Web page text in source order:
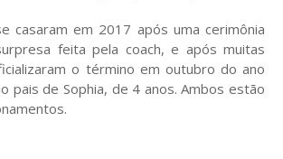
casaram em 2017 após uma cerimônia
feita pela coach, e após muitas
o término em outubro do ano
pais de Sophia, de 4 anos. Ambos estão